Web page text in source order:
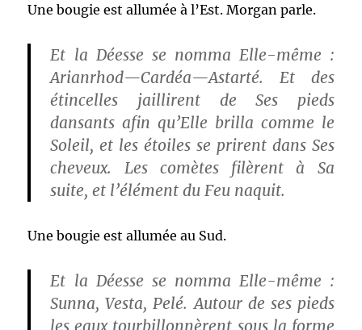
Une bougie est allumée à l’Est. Morgan parle.
Et la Déesse se nomma Elle-même :
Arianrhod—Cardéa—Astarté. Et des
étincelles jaillirent de Ses pieds
dansants afin qu’Elle brilla comme le
Soleil, et les étoiles se prirent dans Ses
cheveux. Les comètes filèrent à Sa
suite, et l’élément du Feu naquit.
Une bougie est allumée au Sud.
Et la Déesse se nomma Elle-même :
Sunna, Vesta, Pelé. Autour de ses pieds
les eaux tourbillonnèrent sous la forme